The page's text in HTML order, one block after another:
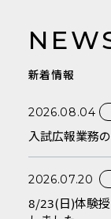
新着情報
2026.08.04
入試広報業務
2026.07.20
8/23(日)体験